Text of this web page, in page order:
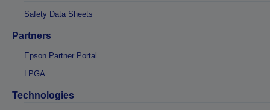
Safety Data Sheets
Partners
Epson Partner Portal
LPGA
Technologies